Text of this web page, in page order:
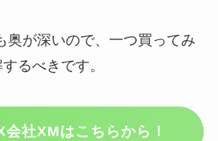
奥が深いので、一つ買ってみ
るべきです。
社XMはこちらから！